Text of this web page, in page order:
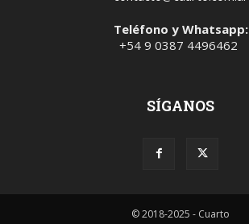
Teléfono y Whatsapp:
+54 9 0387 4496462
SÍGANOS
© 2018-2025 - Cuarto